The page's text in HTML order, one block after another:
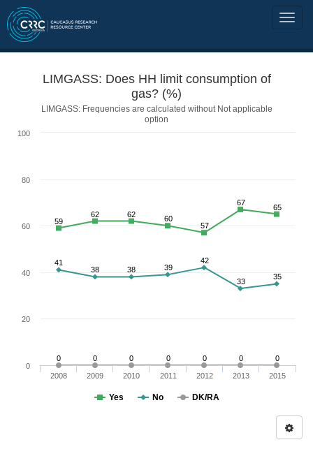
LIMGASS: Does HH limit consumption of
gas? (%)
LIMGASS: Frequencies are calculated without Not applicable
option
0 0 0 0 0 0 0
41
38
38 39
42
33
35
59
62 62
60
57
67
65
Yes No DK/RA
2008 2009 2010 2011 2012 2013 2015
0
20
40
60
80
100